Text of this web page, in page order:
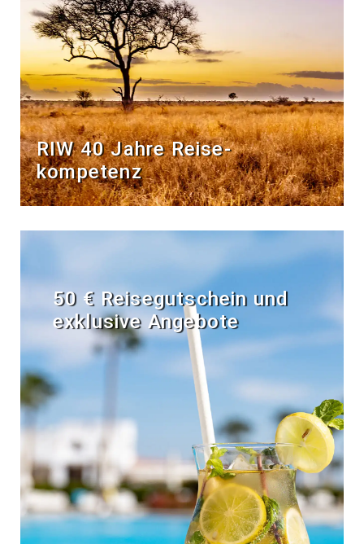
RIW 40 Jahre Reise­
kompetenz
50 € Reisegutschein und
exklusive Angebote